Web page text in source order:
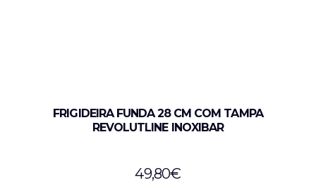
FRIGIDEIRA FUNDA 28 CM COM TAMPA
REVOLUTLINE INOXIBAR
49,80€